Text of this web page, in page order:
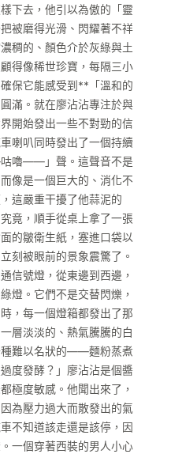
下去，他引以為傲的「靈
被磨得光滑、閃耀著不祥
稠的、顏色介於灰綠與土
得像稀世珍寶，每隔三小
保它能感受到**「溫和的
滿。就在廖沾沾專注於與
開始發出一些不對勁的信
喇叭同時發出了一個持續
嚕——」聲。這聲音不是
像是一個巨大的、消化不
這嚴重干擾了他蒜泥的
竟，順手從桌上拿了一張
的皺衛生紙，塞進口袋以
刻被眼前的景象震驚了。
信號燈，從東邊到西邊，
燈。它們不是交替閃爍，
，每一個燈箱都發出了那
層淡淡的、熱氣騰騰的白
種難以名狀的——麵粉蒸煮
度發酵？」廖沾沾是個醬
極度敏感。他聞出來了，
為壓力過大而散發出的氣
不知道該走還是該停，因
一個穿著西裝的男人小心